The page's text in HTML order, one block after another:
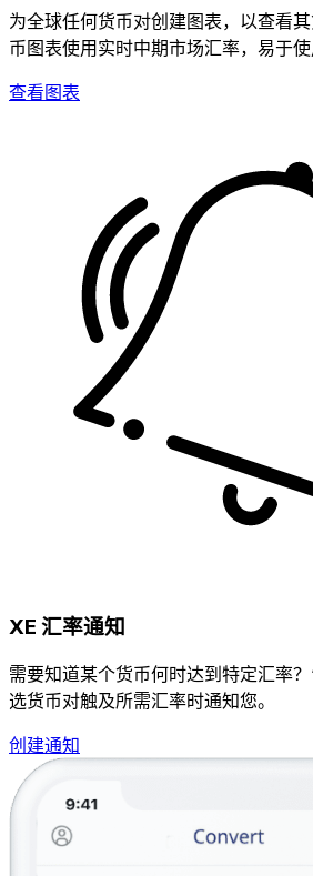
为全球任何货币对创建图表，以查看
币图表使用实时中期市场汇率，易于使
查看图表
XE 汇率通知
需要知道某个货币何时达到特定汇率
选货币对触及所需汇率时通知您。
创建通知